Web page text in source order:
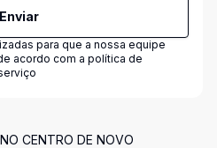
Enviar
para que a nossa equipe
acordo com a política de
CENTRO DE NOVO